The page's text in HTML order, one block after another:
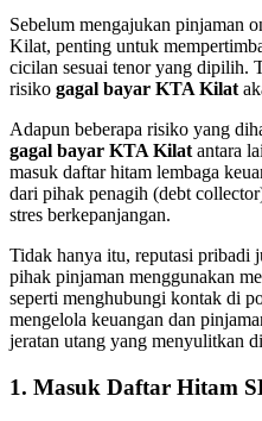
Sebelum mengajukan pinjaman
Kilat, penting untuk
cicilan sesuai tenor yang dipilih.
risiko gagal bayar KTA Kilat
Adapun beberapa risiko yang
gagal bayar KTA Kilatantara
masuk daftar hitam lembaga
dari pihak penagih (debt
stres berkepanjangan.
Tidak hanya itu, reputasi pribadi
pihak pinjaman menggunakan
seperti menghubungi kontak di
mengelola keuangan dan
jeratan utang yang menyulitkan
1. Masuk Daftar Hitam